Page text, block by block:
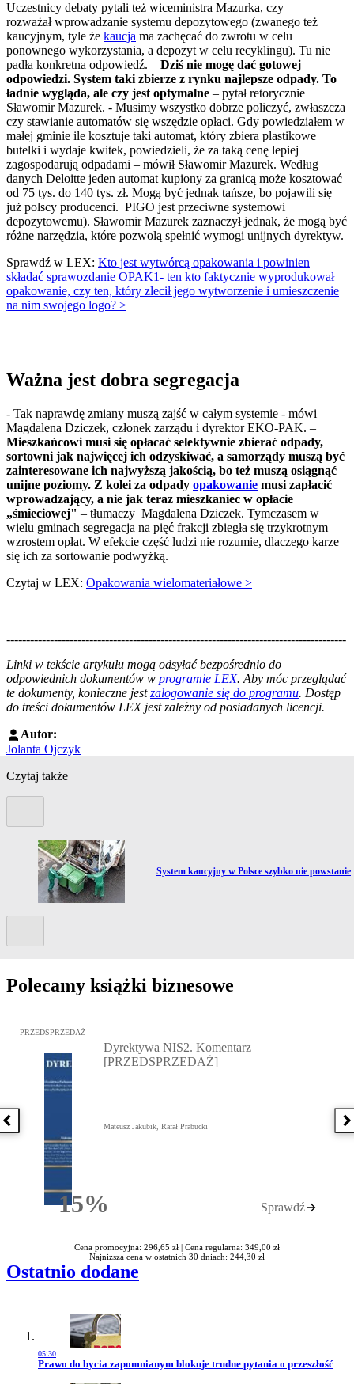
Uczestnicy debaty pytali też wiceministra Mazurka, czy
rozważał wprowadzanie systemu depozytowego (zwanego też
kaucyjnym, tyle że kaucja ma zachęcać do zwrotu w celu
ponownego wykorzystania, a depozyt w celu recyklingu). Tu nie
padła konkretna odpowiedź. – Dziś nie mogę dać gotowej
odpowiedzi. System taki zbierze z rynku najlepsze odpady. To
ładnie wygląda, ale czy jest optymalne – pytał retorycznie
Sławomir Mazurek. - Musimy wszystko dobrze policzyć, zwłaszcza
czy stawianie automatów się wszędzie opłaci. Gdy powiedziałem w
małej gminie ile kosztuje taki automat, który zbiera plastikowe
butelki i wydaje kwitek, powiedzieli, że za taką cenę lepiej
zagospodarują odpadami – mówił Sławomir Mazurek. Według
danych Deloitte jeden automat kupiony za granicą może kosztować
od 75 tys. do 140 tys. zł. Mogą być jednak tańsze, bo pojawili się
już polscy producenci. PIGO jest przeciwne systemowi
depozytowemu). Sławomir Mazurek zaznaczył jednak, że mogą być
różne narzędzia, które pozwolą spełnić wymogi unijnych dyrektyw.
Sprawdź w LEX: Kto jest wytwórcą opakowania i powinien
składać sprawozdanie OPAK1- ten kto faktycznie wyprodukował
opakowanie, czy ten, który zlecił jego wytworzenie i umieszczenie
na nim swojego logo? >
Ważna jest dobra segregacja
- Tak naprawdę zmiany muszą zajść w całym systemie - mówi
Magdalena Dziczek, członek zarządu i dyrektor EKO-PAK. –
Mieszkańcowi musi się opłacać selektywnie zbierać odpady,
sortowni jak najwięcej ich odzyskiwać, a samorządy muszą być
zainteresowane ich najwyższą jakością, bo też muszą osiągnąć
unijne poziomy. Z kolei za odpady opakowanie musi zapłacić
wprowadzający, a nie jak teraz mieszkaniec w opłacie
„śmieciowej" – tłumaczy Magdalena Dziczek. Tymczasem w
wielu gminach segregacja na pięć frakcji zbiegła się trzykrotnym
wzrostem opłat. W efekcie część ludzi nie rozumie, dlaczego karze
się ich za sortowanie podwyżką.
Czytaj w LEX: Opakowania wielomateriałowe >
--------------------------------------------------------------------------------------
Linki w tekście artykułu mogą odsyłać bezpośrednio do
odpowiednich dokumentów w programie LEX. Aby móc przeglądać
te dokumenty, konieczne jestzalogowanie się do programu. Dostęp
do treści dokumentów LEX jest zależny od posiadanych licencji.
Autor:
Jolanta Ojczyk
Czytaj także
Przejdź do artykułu:
System kaucyjny w Polsce szybko nie powstanie
Polecamy książki biznesowe
Poprzednia książka
Przejdź do: Dyrektywa NIS2. Komentarz [PRZEDSPRZEDAŻ],
PRZEDSPRZEDAŻ
15%Rabatu
Dyrektywa NIS2. Komentarz
[PRZEDSPRZEDAŻ]
Mateusz Jakubik, Rafał Prabucki
Sprawdź
Cena promocyjna: 296,65 zł | Cena regularna: 349,00 zł
Najniższa cena w ostatnich 30 dniach: 244,30 zł
Ostatnio dodane
05:30
Przejdź do artykułu:
Prawo do bycia zapomnianym blokuje trudne pytania o przeszłość